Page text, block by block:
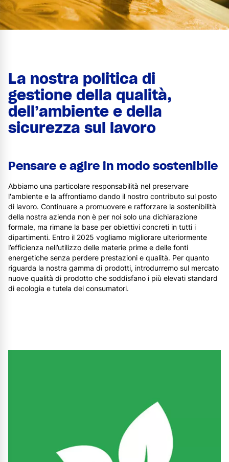
La nostra politica di
gestione della qualità,
dell’ambiente e della
sicurezza sul lavoro
Pensare e agire in modo sostenibile
Abbiamo una particolare responsabilità nel preservare
l'ambiente e la affrontiamo dando il nostro contributo sul posto
di lavoro. Continuare a promuovere e rafforzare la sostenibilità
della nostra azienda non è per noi solo una dichiarazione
formale, ma rimane la base per obiettivi concreti in tutti i
dipartimenti. Entro il 2025 vogliamo migliorare ulteriormente
l’efficienza nell’utilizzo delle materie prime e delle fonti
energetiche senza perdere prestazioni e qualità. Per quanto
riguarda la nostra gamma di prodotti, introdurremo sul mercato
nuove qualità di prodotto che soddisfano i più elevati standard
di ecologia e tutela dei consumatori.